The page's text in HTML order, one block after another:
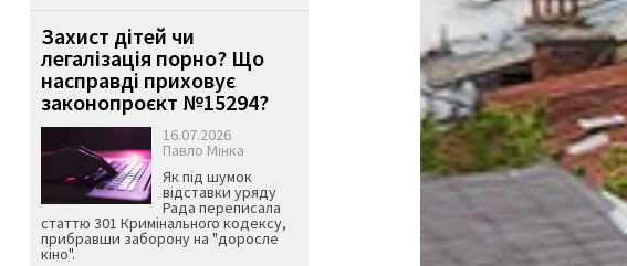
Захист дітей чи
легалізація порно? Що
насправді приховує
законопроєкт №15294?
16.07.2026
Павло Мінка
Як під шумок
відставки уряду
Рада переписала
статтю 301 Кримінального кодексу,
прибравши заборону на "доросле
кіно".